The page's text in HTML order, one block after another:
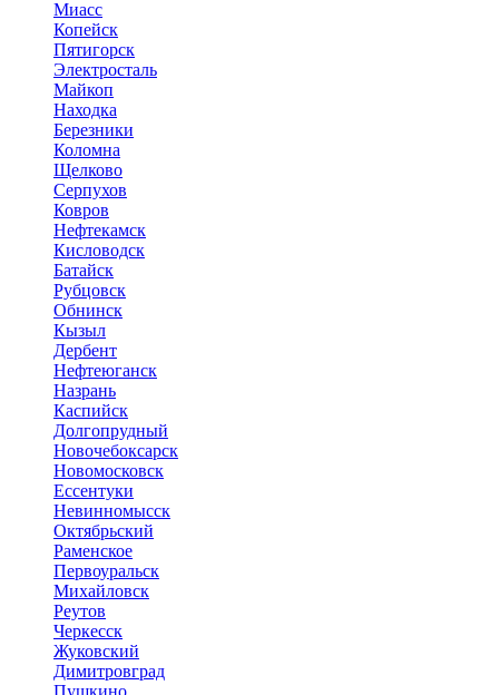
Миасс
Копейск
Пятигорск
Электросталь
Майкоп
Находка
Березники
Коломна
Щелково
Серпухов
Ковров
Нефтекамск
Кисловодск
Батайск
Рубцовск
Обнинск
Кызыл
Дербент
Нефтеюганск
Назрань
Каспийск
Долгопрудный
Новочебоксарск
Новомосковск
Ессентуки
Невинномысск
Октябрьский
Раменское
Первоуральск
Михайловск
Реутов
Черкесск
Жуковский
Димитровград
Пушкино